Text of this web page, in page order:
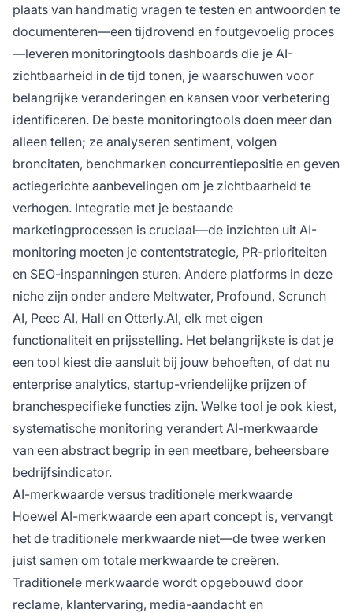
plaats van handmatig vragen te testen en antwoorden te
documenteren—een tijdrovend en foutgevoelig proces
—leveren monitoringtools dashboards die je AI-
zichtbaarheid in de tijd tonen, je waarschuwen voor
belangrijke veranderingen en kansen voor verbetering
identificeren. De beste monitoringtools doen meer dan
alleen tellen; ze analyseren sentiment, volgen
broncitaten, benchmarken concurrentiepositie en geven
actiegerichte aanbevelingen om je zichtbaarheid te
verhogen. Integratie met je bestaande
marketingprocessen is cruciaal—de inzichten uit AI-
monitoring moeten je contentstrategie, PR-prioriteiten
en SEO-inspanningen sturen. Andere platforms in deze
niche zijn onder andere Meltwater, Profound, Scrunch
AI, Peec AI, Hall en Otterly.AI, elk met eigen
functionaliteit en prijsstelling. Het belangrijkste is dat je
een tool kiest die aansluit bij jouw behoeften, of dat nu
enterprise analytics, startup-vriendelijke prijzen of
branchespecifieke functies zijn. Welke tool je ook kiest,
systematische monitoring verandert AI-merkwaarde
van een abstract begrip in een meetbare, beheersbare
bedrijfsindicator.
AI-merkwaarde versus traditionele merkwaarde
Hoewel AI-merkwaarde een apart concept is, vervangt
het de traditionele merkwaarde niet—de twee werken
juist samen om totale merkwaarde te creëren.
Traditionele merkwaarde wordt opgebouwd door
reclame, klantervaring, media-aandacht en